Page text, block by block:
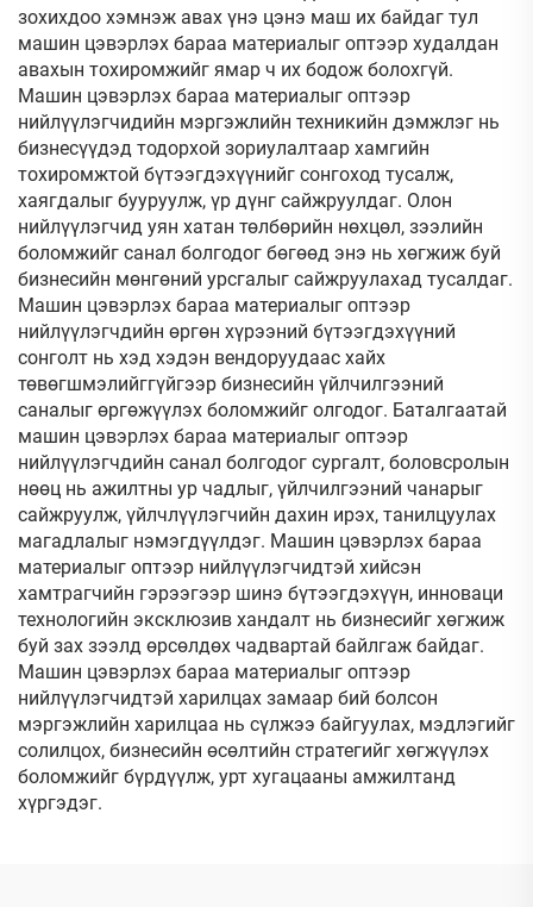
зохихдоо хэмнэж авах үнэ цэнэ маш их байдаг тул
машин цэвэрлэх бараа материалыг оптээр худалдан
авахын тохиромжийг ямар ч их бодож болохгүй.
Машин цэвэрлэх бараа материалыг оптээр
нийлүүлэгчидийн мэргэжлийн техникийн дэмжлэг нь
бизнесүүдэд тодорхой зориулалтаар хамгийн
тохиромжтой бүтээгдэхүүнийг сонгоход тусалж,
хаягдалыг бууруулж, үр дүнг сайжруулдаг. Олон
нийлүүлэгчид уян хатан төлбөрийн нөхцөл, зээлийн
боломжийг санал болгодог бөгөөд энэ нь хөгжиж буй
бизнесийн мөнгөний урсгалыг сайжруулахад тусалдаг.
Машин цэвэрлэх бараа материалыг оптээр
нийлүүлэгчдийн өргөн хүрээний бүтээгдэхүүний
сонголт нь хэд хэдэн вендоруудаас хайх
төвөгшмэлийггүйгээр бизнесийн үйлчилгээний
саналыг өргөжүүлэх боломжийг олгодог. Баталгаатай
машин цэвэрлэх бараа материалыг оптээр
нийлүүлэгчдийн санал болгодог сургалт, боловсролын
нөөц нь ажилтны ур чадлыг, үйлчилгээний чанарыг
сайжруулж, үйлчлүүлэгчийн дахин ирэх, танилцуулах
магадлалыг нэмэгдүүлдэг. Машин цэвэрлэх бараа
материалыг оптээр нийлүүлэгчидтэй хийсэн
хамтрагчийн гэрээгээр шинэ бүтээгдэхүүн, инноваци
технологийн эксклюзив хандалт нь бизнесийг хөгжиж
буй зах зээлд өрсөлдөх чадвартай байлгаж байдаг.
Машин цэвэрлэх бараа материалыг оптээр
нийлүүлэгчидтэй харилцах замаар бий болсон
мэргэжлийн харилцаа нь сүлжээ байгуулах, мэдлэгийг
солилцох, бизнесийн өсөлтийн стратегийг хөгжүүлэх
боломжийг бүрдүүлж, урт хугацааны амжилтанд
хүргэдэг.